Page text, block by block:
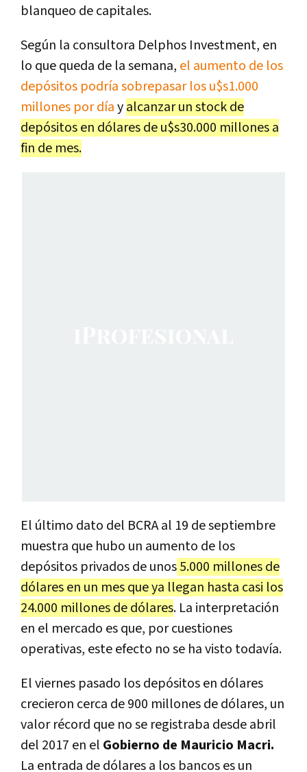
blanqueo de capitales.
Según la consultora Delphos Investment, en
lo que queda de la semana, el aumento de los
depósitos podría sobrepasar los u$s1.000
millones por díayalcanzar un stock de
depósitos en dólares de u$s30.000 millones a
fin de mes.
El último dato del BCRA al 19 de septiembre
muestra que hubo un aumento de los
depósitos privados de unos5.000 millones de
dólares en un mes que ya llegan hasta casi los
24.000 millones de dólares. La interpretación
en el mercado es que, por cuestiones
operativas, este efecto no se ha visto todavía.
El viernes pasado los depósitos en dólares
crecieron cerca de 900 millones de dólares, un
valor récord que no se registraba desde abril
del 2017 en el Gobierno de Mauricio Macri.
La entrada de dólares a los bancos es un